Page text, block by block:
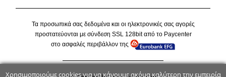
Χρησιμοποιούμε cookies για να κάνουμε ακόμα καλύτερη την εμπειρία
Τα προσωπικά σας δεδομένα και οι ηλεκτρονικές σας αγορές
προστατεύονται με σύνδεση SSL128bit από το Paycenter
στο ασφαλές περιβάλλον της